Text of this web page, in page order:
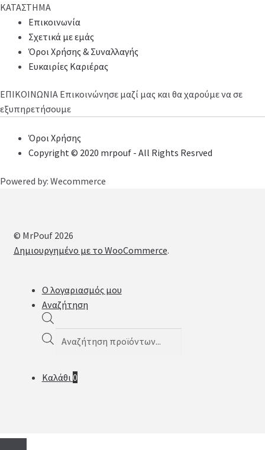
ΚΑΤΑΣΤΗΜΑ
Επικοινωνία
Σχετικά με εμάς
Όροι Χρήσης & Συναλλαγής
Ευκαιρίες Καριέρας
ΕΠΙΚΟΙΝΩΝΙΑ Επικοινώνησε μαζί μας και θα χαρούμε να σε
εξυπηρετήσουμε
Όροι Χρήσης
Copyright © 2020 mrpouf - All Rights Resrved
Powered by: Wecommerce
© MrPouf 2026
Δημιουργημένο με το WooCommerce.
Ο λογαριασμός μου
Αναζήτηση
Products
search
Καλάθι 0